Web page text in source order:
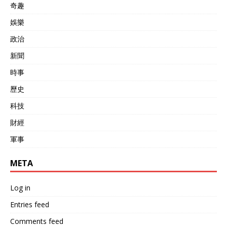
奇趣
娛樂
政治
新聞
時事
歷史
科技
財經
軍事
META
Log in
Entries feed
Comments feed